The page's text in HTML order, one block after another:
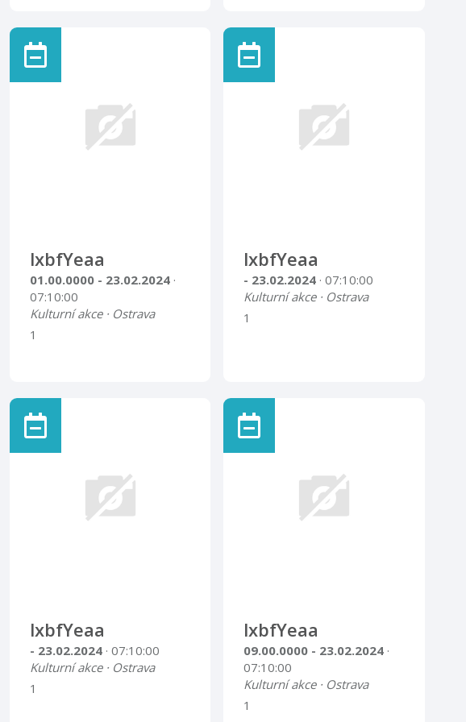
Lidská tvořivost je
bezbřehá. Důkazem toho je
obrovské množství
oficiální plán výroby branami
legendární továrny.
lxbfYeaa
01.00.0000 - 23.02.2024 ·
07:10:00
Kulturní akce · Ostrava
1
lxbfYeaa
- 23.02.2024 · 07:10:00
Kulturní akce · Ostrava
1
lxbfYeaa
- 23.02.2024 · 07:10:00
Kulturní akce · Ostrava
1
lxbfYeaa
09.00.0000 - 23.02.2024 ·
07:10:00
Kulturní akce · Ostrava
1